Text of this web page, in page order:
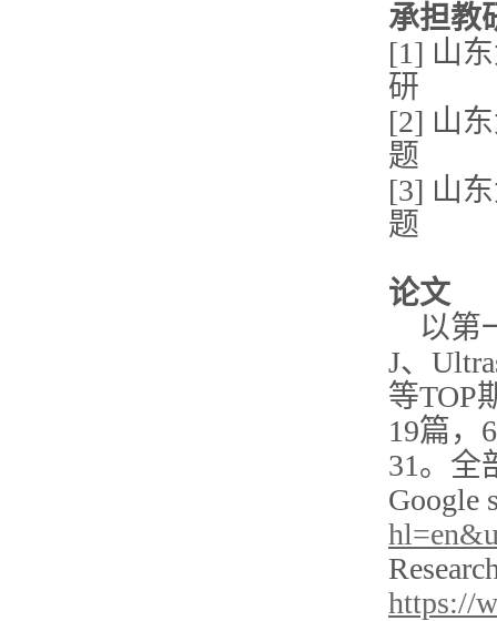
承担教
[1] 山
研
[2] 山
题
[3] 山
题
论文
以第
J、
等TOP
19篇，
31。全
Google
https://